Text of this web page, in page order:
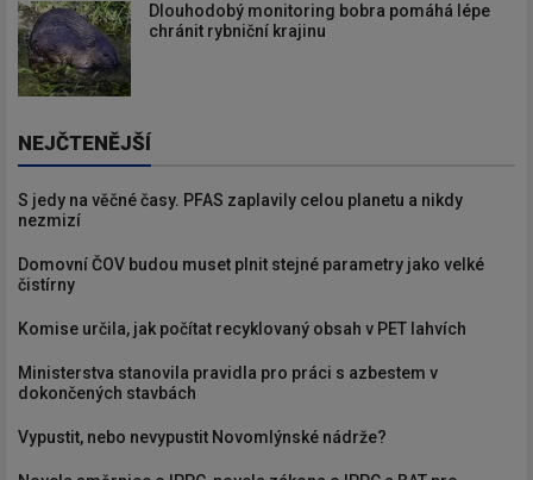
Dlouhodobý monitoring bobra pomáhá lépe
chránit rybniční krajinu
NEJČTENĚJŠÍ
S jedy na věčné časy. PFAS zaplavily celou planetu a nikdy
nezmizí
Domovní ČOV budou muset plnit stejné parametry jako velké
čistírny
Komise určila, jak počítat recyklovaný obsah v PET lahvích
Ministerstva stanovila pravidla pro práci s azbestem v
dokončených stavbách
Vypustit, nebo nevypustit Novomlýnské nádrže?